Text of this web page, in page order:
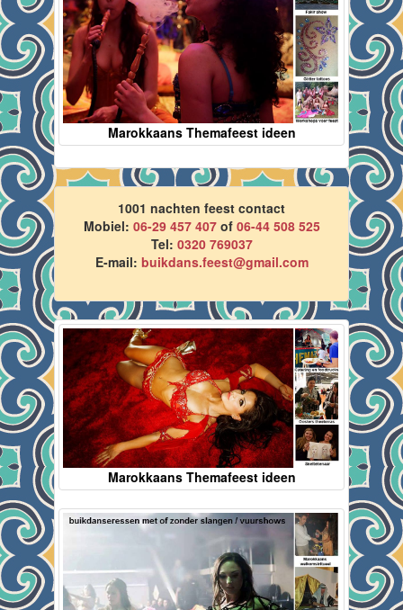
Marokkaans Themafeest ideen
1001 nachten feest contact
Mobiel: 06-29 457 407of 06-44 508 525
Tel: 0320 769037
E-mail: buikdans.feest@gmail.com
Marokkaans Themafeest ideen